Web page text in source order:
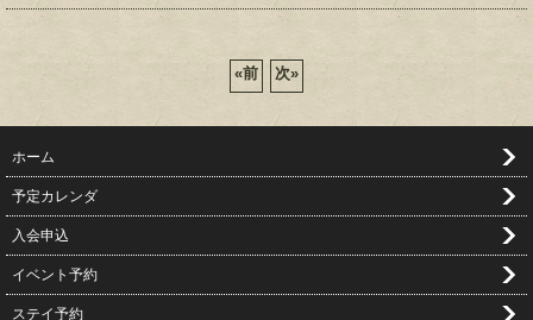
«前 次»
ホーム
予定カレンダ
入会申込
イベント予約
ステイ予約